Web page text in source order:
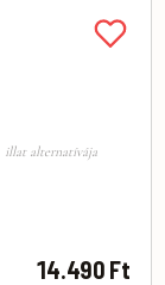
illat alternatívája
14.490 Ft